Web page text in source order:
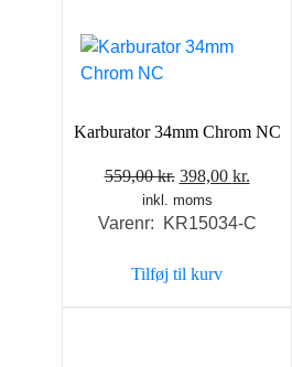
Karburator 34mm Chrom NC
559,00kr. Den
oprindelige
pris
559,00 kr..
398,00 kr.
pris
inkl. moms
Varenr: KR15034-C
Tilføj til kurv